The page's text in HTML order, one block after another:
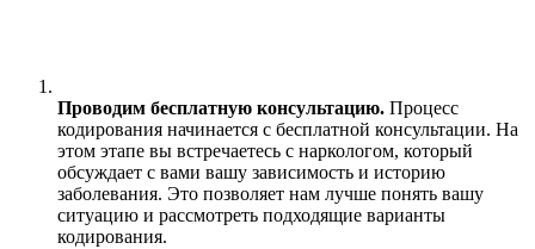
Проводим бесплатную консультацию. Процесс
кодирования начинается с бесплатной консультации. На
этом этапе вы встречаетесь с наркологом, который
обсуждает с вами вашу зависимость и историю
заболевания. Это позволяет нам лучше понять вашу
ситуацию и рассмотреть подходящие варианты
кодирования.